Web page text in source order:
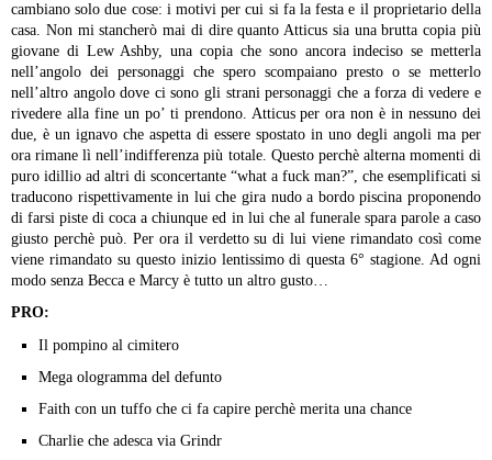
cambiano solo due cose: i motivi per cui si fa la festa e il proprietario della
casa. Non mi stancherò mai di dire quanto Atticus sia una brutta copia più
giovane di Lew Ashby, una copia che sono ancora indeciso se metterla
nell’angolo dei personaggi che spero scompaiano presto o se metterlo
nell’altro angolo dove ci sono gli strani personaggi che a forza di vedere e
rivedere alla fine un po’ ti prendono. Atticus per ora non è in nessuno dei
due, è un ignavo che aspetta di essere spostato in uno degli angoli ma per
ora rimane lì nell’indifferenza più totale. Questo perchè alterna momenti di
puro idillio ad altri di sconcertante “what a fuck man?”, che esemplificati si
traducono rispettivamente in lui che gira nudo a bordo piscina proponendo
di farsi piste di coca a chiunque ed in lui che al funerale spara parole a caso
giusto perchè può. Per ora il verdetto su di lui viene rimandato così come
viene rimandato su questo inizio lentissimo di questa 6° stagione. Ad ogni
modo senza Becca e Marcy è tutto un altro gusto…
PRO:
Il pompino al cimitero
Mega ologramma del defunto
Faith con un tuffo che ci fa capire perchè merita una chance
Charlie che adesca via Grindr